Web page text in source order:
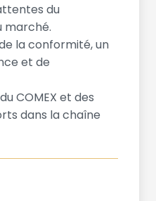
du
marché.
la conformité, un
et de
COMEX et des
dans la chaîne